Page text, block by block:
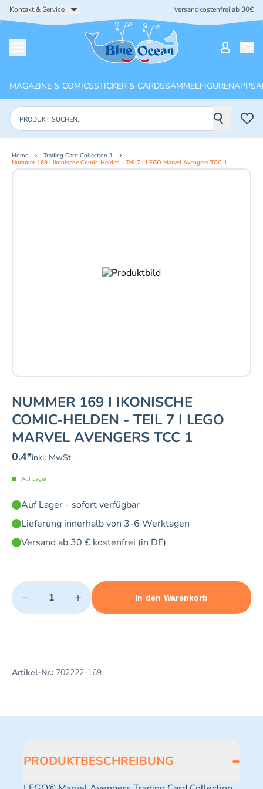
Kontakt & Service Versandkostenfrei ab 30€
Startseite
MAGAZINE & COMICSSTICKER & CARDSSAMMELFIGURENAPPS
Produkte suchen
Home
Trading Card Collection 1
Nummer 169 I Ikonische Comic-Helden - Teil 7 I LEGO Marvel Avengers TCC 1
NUMMER 169 I IKONISCHE
COMIC-HELDEN - TEIL 7 I LEGO
MARVEL AVENGERS TCC 1
0.4*inkl. MwSt.
Auf Lager
Auf Lager - sofort verfügbar
Lieferung innerhalb von 3-6 Werktagen
Versand ab 30 € kostenfrei (in DE)
Quantity
− +
Minimum quantity: 1 Maximum quantity: 10
In den Warenkorb
Add 1 item to cart
Artikel-Nr.: 702222-169
PRODUKTBESCHREIBUNG